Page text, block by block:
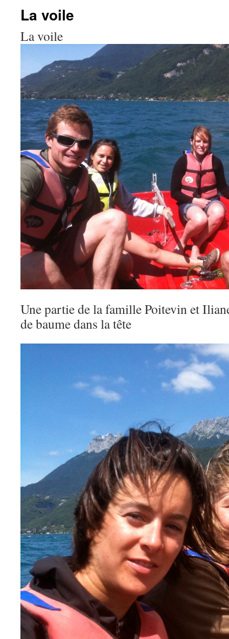
La voile
La voile
Une partie de la famille Poitevin et
de baume dans la tête